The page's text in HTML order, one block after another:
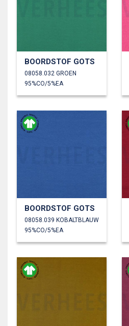
BOORDSTOF GOTS
08058.032 GROEN
95%CO/5%EA
BOORDSTOF GOTS
08058.039 KOBALTBLAUW
95%CO/5%EA